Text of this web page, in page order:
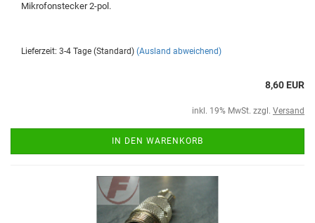
Mikrofonstecker 2-pol.
Lieferzeit: 3-4 Tage (Standard) (Ausland abweichend)
8,60 EUR
inkl. 19% MwSt. zzgl. Versand
IN DEN WARENKORB